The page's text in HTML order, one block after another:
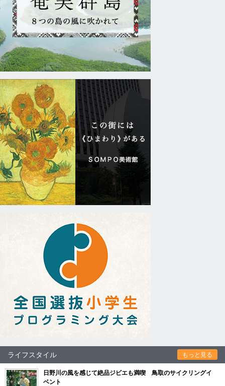
ライフスタイル もっと見る
日野川の風を感じて絶品ジビエも満喫 鳥取のサイクリングイ
ベント